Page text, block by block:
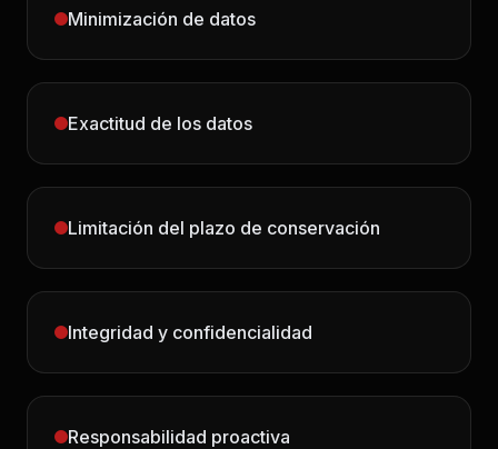
Minimización de datos
Exactitud de los datos
Limitación del plazo de conservación
Integridad y confidencialidad
Responsabilidad proactiva